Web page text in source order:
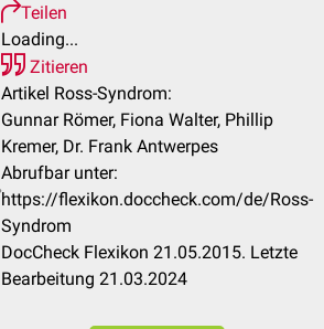
Teilen
Loading...
Zitieren
Artikel Ross-Syndrom:
Gunnar Römer, Fiona Walter, Phillip
Kremer, Dr. Frank Antwerpes
Abrufbar unter:
https://flexikon.doccheck.com/de/Ross-
Syndrom
DocCheck Flexikon 21.05.2015. Letzte
Bearbeitung 21.03.2024